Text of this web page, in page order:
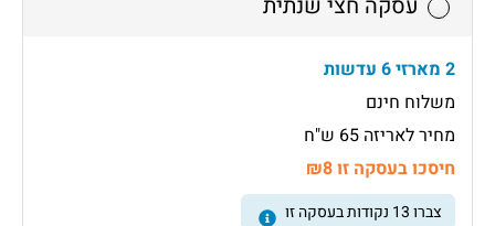
2 מארזי 6 עדשות
משלוח חינם
מחיר לאריזה 65 ש"ח
חיסכו בעסקה זו ₪8
צברו13 נקודות בעסקה זו